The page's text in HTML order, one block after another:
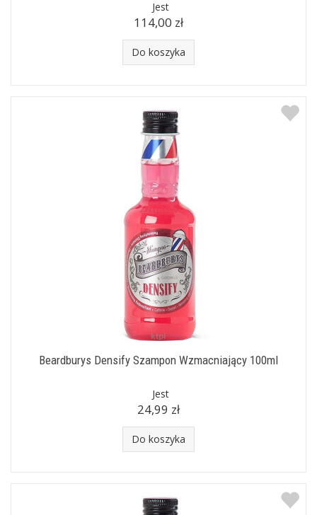
Jest
114,00 zł
Do koszyka
Beardburys Densify Szampon Wzmacniający 100ml
Jest
24,99 zł
Do koszyka